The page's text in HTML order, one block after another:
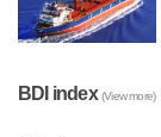
BDI index(View more)